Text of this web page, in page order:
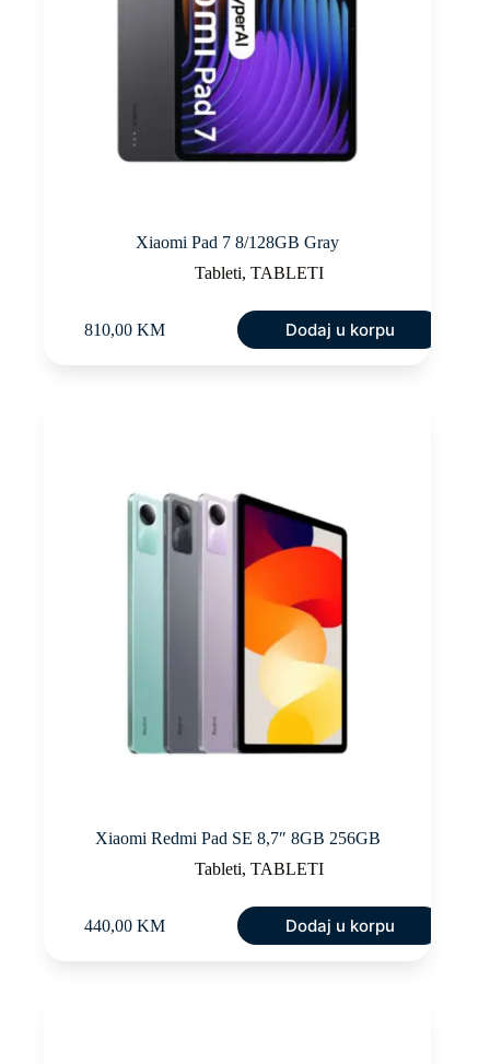
Xiaomi Pad 7 8/128GB Gray
Tableti,TABLETI
810,00 KM Dodaj u korpu
Xiaomi Redmi Pad SE 8,7″ 8GB 256GB
Tableti,TABLETI
440,00 KM Dodaj u korpu